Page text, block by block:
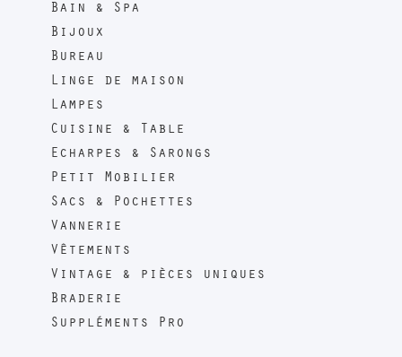
Bain & Spa
Bijoux
Bureau
Linge de maison
Lampes
Cuisine & Table
Echarpes & Sarongs
Petit Mobilier
Sacs & Pochettes
Vannerie
Vêtements
Vintage & pièces uniques
Braderie
Suppléments Pro